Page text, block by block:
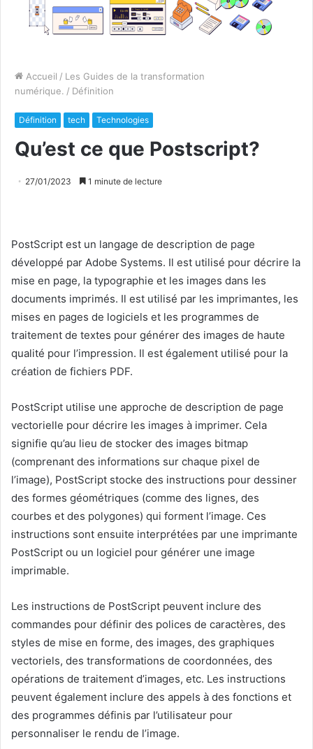
Accueil / Les Guides de la transformation
numérique. / Définition
Définition tech Technologies
Qu’est ce que Postscript?
27/01/2023 1 minute de lecture
PostScript est un langage de description de page
développé par Adobe Systems. Il est utilisé pour décrire la
mise en page, la typographie et les images dans les
documents imprimés. Il est utilisé par les imprimantes, les
mises en pages de logiciels et les programmes de
traitement de textes pour générer des images de haute
qualité pour l’impression. Il est également utilisé pour la
création de fichiers PDF.
PostScript utilise une approche de description de page
vectorielle pour décrire les images à imprimer. Cela
signifie qu’au lieu de stocker des images bitmap
(comprenant des informations sur chaque pixel de
l’image), PostScript stocke des instructions pour dessiner
des formes géométriques (comme des lignes, des
courbes et des polygones) qui forment l’image. Ces
instructions sont ensuite interprétées par une imprimante
PostScript ou un logiciel pour générer une image
imprimable.
Les instructions de PostScript peuvent inclure des
commandes pour définir des polices de caractères, des
styles de mise en forme, des images, des graphiques
vectoriels, des transformations de coordonnées, des
opérations de traitement d’images, etc. Les instructions
peuvent également inclure des appels à des fonctions et
des programmes définis par l’utilisateur pour
personnaliser le rendu de l’image.